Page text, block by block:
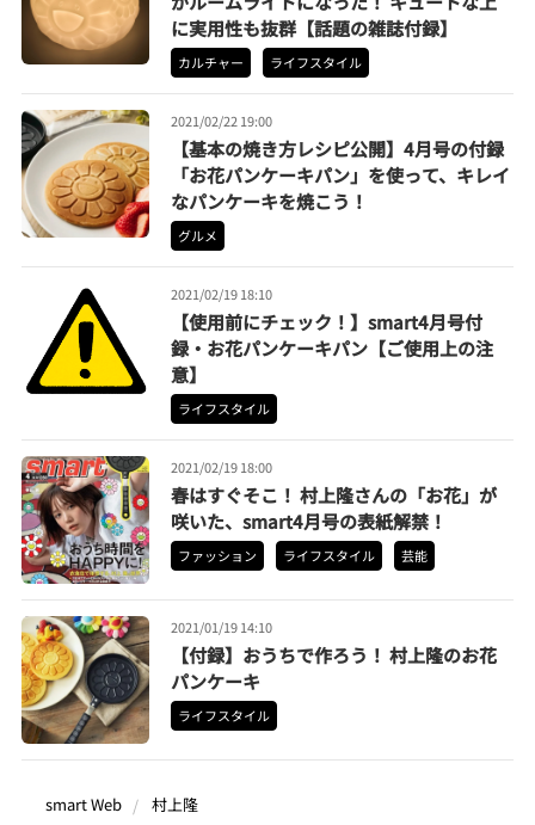
に実用性も抜群【話題の雑誌付録】
カルチャー ライフスタイル
2021/02/22 19:00
【基本の焼き方レシピ公開】4月号の付録
「お花パンケーキパン」を使って、キレイ
なパンケーキを焼こう！
グルメ
2021/02/19 18:10
【使用前にチェック！】smart4月号付
録・お花パンケーキパン【ご使用上の注
意】
ライフスタイル
2021/02/19 18:00
春はすぐそこ！ 村上隆さんの「お花」が
咲いた、smart4月号の表紙解禁！
ファッション ライフスタイル 芸能
2021/01/19 14:10
【付録】おうちで作ろう！ 村上隆のお花
パンケーキ
ライフスタイル
smart Web 村上隆